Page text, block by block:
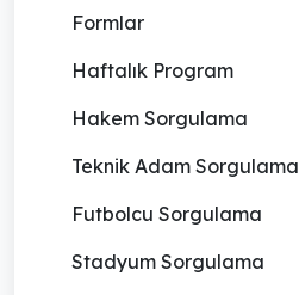
Formlar
Haftalık Program
Hakem Sorgulama
Teknik Adam Sorgulama
Futbolcu Sorgulama
Stadyum Sorgulama